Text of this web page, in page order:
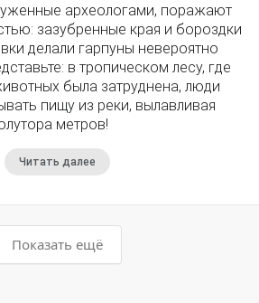
археологами, поражают
зазубренные края и бороздки
делали гарпуны невероятно
в тропическом лесу, где
была затруднена, люди
пищу из реки, вылавливая
метров!
Читать далее
Показать ещё